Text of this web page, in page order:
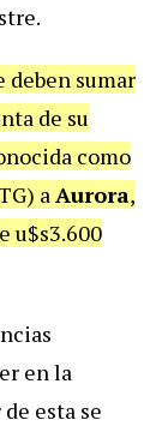
deben sumar
de su
como
aAurora,
u$s3.600
en la
esta se